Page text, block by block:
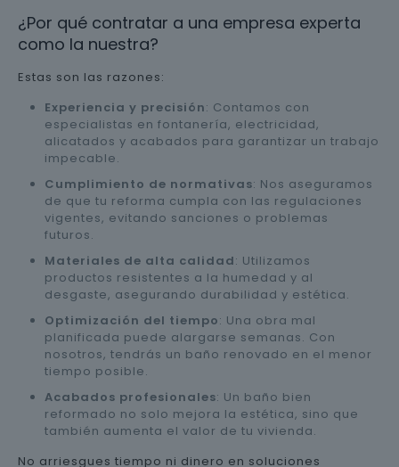
¿Por qué contratar a una empresa experta
como la nuestra?
Estas son las razones:
Experiencia y precisión: Contamos con
especialistas en fontanería, electricidad,
alicatados y acabados para garantizar un trabajo
impecable.
Cumplimiento de normativas: Nos aseguramos
de que tu reforma cumpla con las regulaciones
vigentes, evitando sanciones o problemas
futuros.
Materiales de alta calidad: Utilizamos
productos resistentes a la humedad y al
desgaste, asegurando durabilidad y estética.
Optimización del tiempo: Una obra mal
planificada puede alargarse semanas. Con
nosotros, tendrás un baño renovado en el menor
tiempo posible.
Acabados profesionales: Un baño bien
reformado no solo mejora la estética, sino que
también aumenta el valor de tu vivienda.
No arriesgues tiempo ni dinero en soluciones